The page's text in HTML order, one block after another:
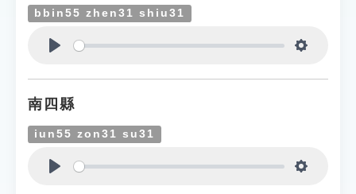
bbin55 zhen31 shiu31
南四縣
iun55 zon31 su31